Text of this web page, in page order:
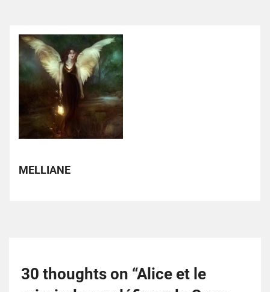
MELLIANE
30 thoughts on “Alice et le